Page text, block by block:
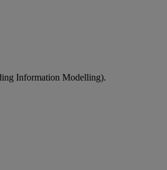
Information Modelling).